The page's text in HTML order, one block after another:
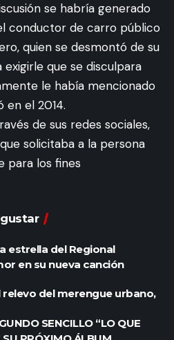
se habría generado
conductor de carro público
quien se desmontó de su
que se disculpara
le había mencionado
en el 2014.
de sus redes sociales,
solicitaba a la persona
para los fines
estrella del Regional
en su nueva canción
relevo del merengue urbano,
SENCILLO “LO QUE